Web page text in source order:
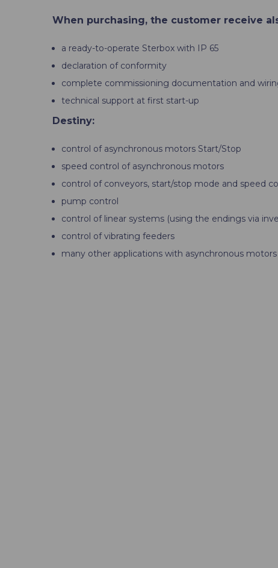
When purchasing, the customer receive
a ready-to-operate Sterbox with IP 65
declaration of conformity
complete commissioning documentation and
technical support at first start-up
Destiny:
control of asynchronous motors Start/Stop
speed control of asynchronous motors
control of conveyors, start/stop mode and speed
pump control
control of linear systems (using the endings via
control of vibrating feeders
many other applications with asynchronous motors